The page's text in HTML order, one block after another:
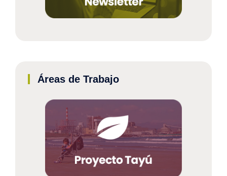
Áreas de Trabajo